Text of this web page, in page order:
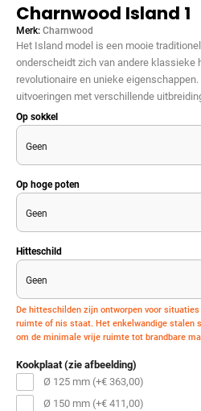
Charnwood Island 1
Merk: Charnwood
Het Island model is een mooie
onderscheidt zich van andere klassieke
revolutionaire en unieke
uitvoeringen met verschillende
Op sokkel
Op hoge poten
Hitteschild
De hitteschilden zijn ontworpen voor
ruimte of nis staat. Het enkelwandige stalen
om de minimale vrije ruimte tot brandbare
Kookplaat (zie afbeelding)
Ø 125 mm (+€ 363,00)
Ø 150 mm (+€ 411,00)